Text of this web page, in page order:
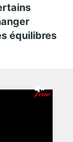
équilibres